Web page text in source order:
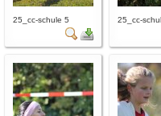
25_cc-schule 5 25_cc-